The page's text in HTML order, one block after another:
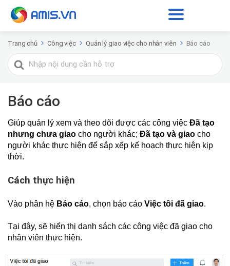
Trang chủ Công việc Quản lý giao việc cho nhân viên Báo cáo
Tìm
kiếm
Báo cáo
Giúp quản lý xem và theo dõi được các công việc Đã tạo
nhưng chưa giao cho người khác; Đã tạo và giao cho
người khác thực hiện để sắp xếp kế hoạch thực hiện kịp
thời.
Cách thực hiện
Vào phân hệ Báo cáo, chọn báo cáo Việc tôi đã giao.
Tại đây, sẽ hiển thị danh sách các công việc đã giao cho
nhân viên thực hiện.